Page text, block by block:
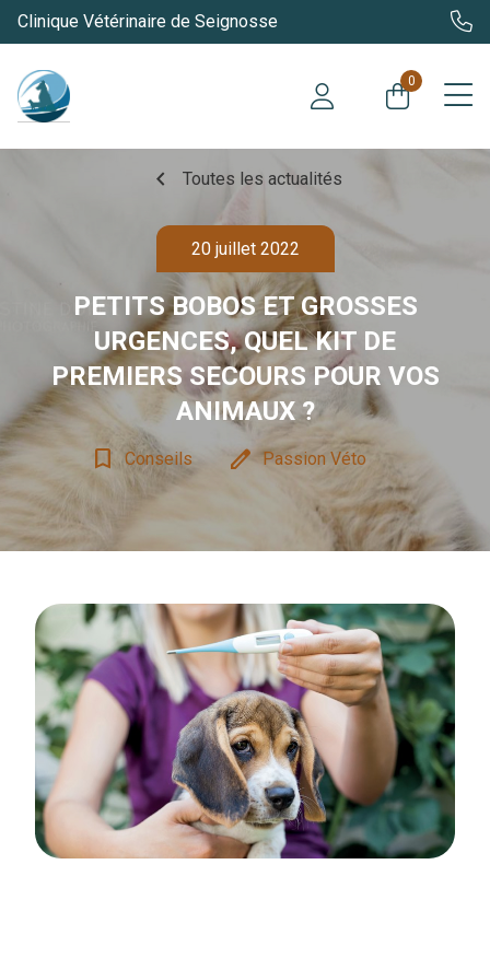
Clinique Vétérinaire de Seignosse
0
chevron_left Toutes les actualités
20 juillet 2022
PETITS BOBOS ET GROSSES
URGENCES, QUEL KIT DE
PREMIERS SECOURS POUR VOS
ANIMAUX ?
bookmark_border
Conseils edit Passion Véto